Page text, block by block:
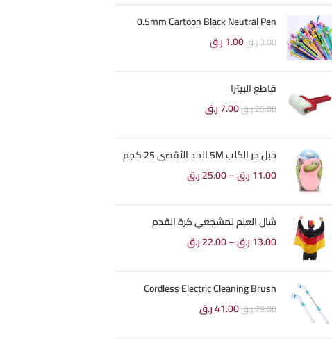
0.5mm Cartoon Black Neutral Pen
3.00ر.ق1.00ر.ق
قاطع البيتزا
25.00ر.ق7.00ر.ق
حبل جر الكلب 5M الحد الأقصى 25 كجم
11.00ر.ق–
25.00ر.ق
شال العلم لمشجعي كرة القدم
13.00ر.ق–
22.00ر.ق
Cordless Electric Cleaning Brush
79.00ر.ق41.00ر.ق